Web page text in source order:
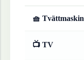
🧺 Tvättmaskin
📺 TV